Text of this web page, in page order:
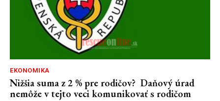
EKONOMIKA
Nižšia suma z 2 % pre rodičov? Daňový úrad
nemôže v tejto veci komunikovať s rodičom